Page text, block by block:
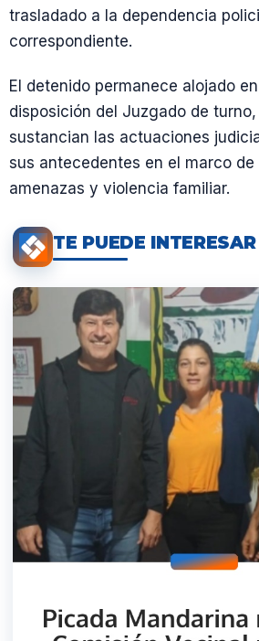
trasladado a la dependencia
correspondiente.
El detenido permanece alojado
disposición del Juzgado de
sustancian las actuaciones
sus antecedentes en el marco
amenazas y violencia familiar.
TE PUEDE INTERESAR